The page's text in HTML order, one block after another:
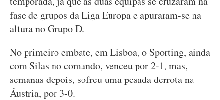
fase de grupos da Liga Europa e apuraram-se na
altura no Grupo D.
No primeiro embate, em Lisboa, o Sporting, ainda
com Silas no comando, venceu por 2-1, mas,
semanas depois, sofreu uma pesada derrota na
Áustria, por 3-0.